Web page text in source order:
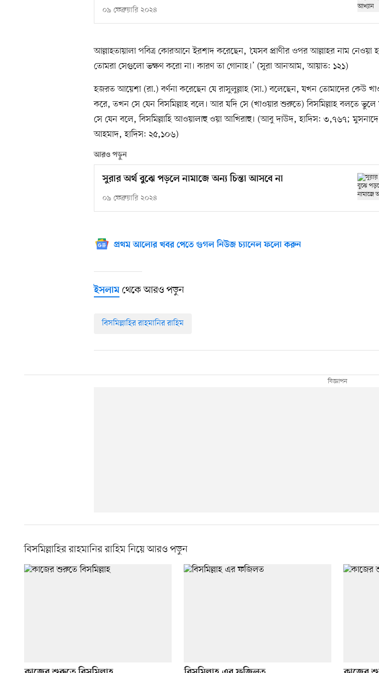
০৯ ফেব্রুয়ারি ২০২৪
আল্লাহতায়ালা পবিত্র কোরআনে ইরশাদ করেছেন, ‘যেসব প্রাণীর ওপর আল্লাহর নাম নেওয়া
তোমরা সেগুলো ভক্ষণ করো না। কারণ তা গোনাহ।’ (সুরা আনআম, আয়াত: ১২১)
হজরত আয়েশা (রা.) বর্ণনা করেছেন যে রাসুলুল্লাহ (সা.) বলেছেন, যখন তোমাদের কেউ
করে, তখন সে যেন বিসমিল্লাহ বলে। আর যদি সে (খাওয়ার শুরুতে) বিসমিল্লাহ বলতে ভুলে
সে যেন বলে, বিসমিল্লাহি আওয়ালাহু ওয়া আখিরাহু। (আবু দাউদ, হাদিস: ৩,৭৬৭; মুসনাদে
আহমাদ, হাদিস: ২৫,১০৬)
আরও পড়ুন
সুরার অর্থ বুঝে পড়লে নামাজে অন্য চিন্তা আসবে না
০৯ ফেব্রুয়ারি ২০২৪
প্রথম আলোর খবর পেতে গুগল নিউজ চ্যানেল ফলো করুন
ইসলাম থেকে আরও পড়ুন
বিসমিল্লাহির রাহমানির রাহিম
বিসমিল্লাহির রাহমানির রাহিম নিয়ে আরও পড়ুন